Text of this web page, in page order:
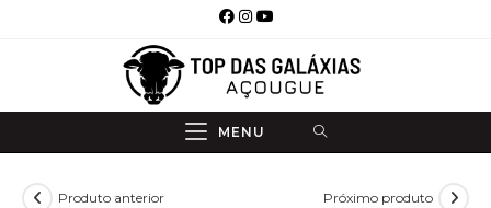
MENU
Produto anterior Próximo produto